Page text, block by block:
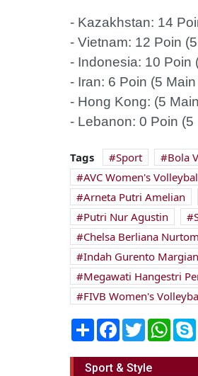
- Kazakhstan: 14
- Vietnam: 12 Poin
- Indonesia: 10 Poin
- Iran: 6 Poin (5
- Hong Kong: (5
- Lebanon: 0 Poin
Tags Sport Bola
AVC Women's
Arneta Putri Amelian
Putri Nur Agustin
Chelsa Berliana
Indah Gurento
Megawati Hangestri
FIVB Women's
Share Facebook
Twitter
Sport & Style